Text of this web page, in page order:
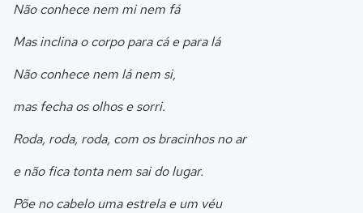
Não conhece nem mi nem fá
Mas inclina o corpo para cá e para lá
Não conhece nem lá nem si,
mas fecha os olhos e sorri.
Roda, roda, roda, com os bracinhos no ar
e não fica tonta nem sai do lugar.
Põe no cabelo uma estrela e um véu